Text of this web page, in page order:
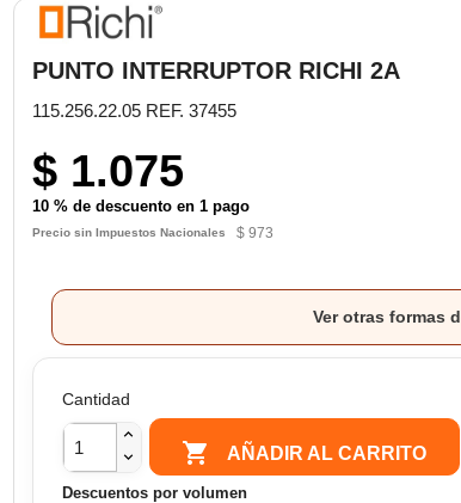
PUNTO INTERRUPTOR RICHI 2A
115.256.22.05 REF. 37455
$ 1.075
10 % de descuento en 1 pago
Precio sin Impuestos Nacionales $ 973
Ver otras formas
Cantidad
 AÑADIR AL CARRITO
Descuentos por volumen